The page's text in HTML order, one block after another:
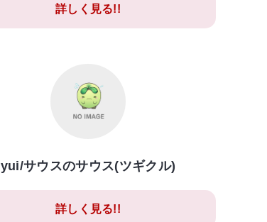
詳しく見る!!
yui/サウスのサウス(ツギクル)
詳しく見る!!